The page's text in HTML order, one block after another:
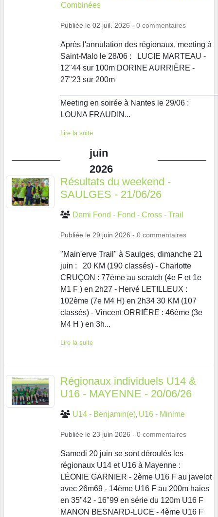
Combinées
Publiée le 02 juil. 2026 - 0 commentaires
Après l'annulation des régionaux, meeting à
Saint-Malo le 28/06 : LUCIE MARTEAU -
12"44 sur 100m DORINE AURRIÈRE -
27"23 sur 200m
Meeting en soirée à Nantes le 29/06 :
LOUNA FRAUDIN...
Lire la suite
juin
2026
Résultats du weekend -
SAULGES - 21/06/26
Demi Fond - Fond - Cross - Trail
Publiée le 29 juin 2026 - 0 commentaires
"Main'erve Trail" à Saulges, dimanche 21
juin : 20 KM (190 classés) - Charlotte
CRUÇON : 77ème au scratch (4e F et 1e
M1 F ) en 2h27 - Hervé LETILLEUX :
102ème (7e M4 H) en 2h34 30 KM (107
classés) - Vincent ORRIÈRE : 46ème (3e
M4 H ) en 3h...
Lire la suite
Régionaux individuels U14 &
U16 - MAYENNE - 20/06/26
U14 - Benjamin(e) U16 - Minime
Publiée le 23 juin 2026 - 0 commentaires
Samedi 20 juin se sont déroulés les
régionaux U14 et U16 à Mayenne :
LÉONIE GARNIER - 2ème U16 F au javelot
avec 26m69 - 14ème U16 F au 200m haies
en 35"42 - 16"99 en série du 120m U16 F
MANON BESNARD-LUCE - 4ème U16 F